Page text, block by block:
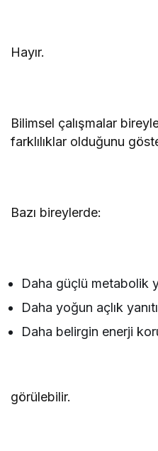
Hayır.
Bilimsel çalışmalar
farklılıklar olduğunu
Bazı bireylerde:
Daha güçlü metabolik
Daha yoğun açlık yanıtı
Daha belirgin enerji
görülebilir.